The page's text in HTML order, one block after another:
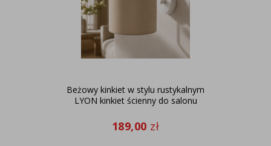
Beżowy kinkiet w stylu rustykalnym
LYON kinkiet ścienny do salonu
189,00 zł